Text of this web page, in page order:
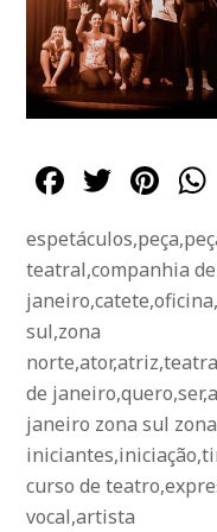
teatral,companhia
sul,zona
de
janeiro zona sul
curso de
vocal,artista